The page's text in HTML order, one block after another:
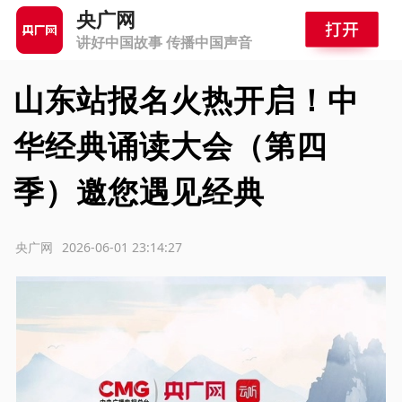
央广网
讲好中国故事 传播中国声音
山东站报名火热开启！中
华经典诵读大会（第四
季）邀您遇见经典
2026-06-01 23:14:27
央广网